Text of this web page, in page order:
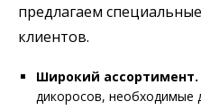
предлагаем
клиентов.
Широкий ассортимент.
дикоросов, необходимые